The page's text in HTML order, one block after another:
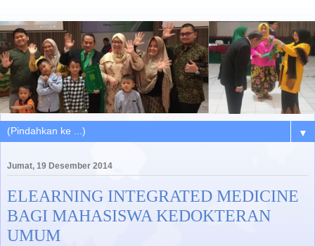
▼
Jumat, 19 Desember 2014
ELEARNING INTEGRATED MEDICINE
BAGI MAHASISWA KEDOKTERAN
UMUM